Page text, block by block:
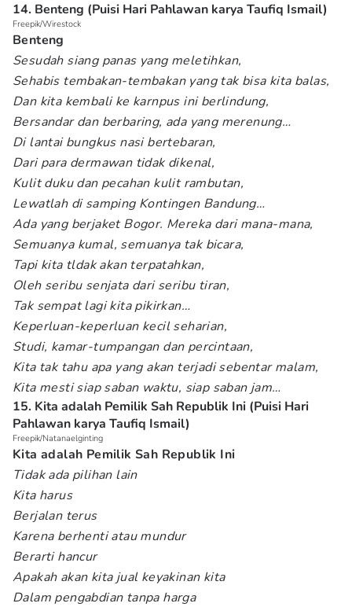
14. Benteng (Puisi Hari Pahlawan karya Taufiq Ismail)
Freepik/Wirestock
Benteng
Sesudah siang panas yang meletihkan,
Sehabis tembakan-tembakan yang tak bisa kita balas,
Dan kita kembali ke karnpus ini berlindung,
Bersandar dan berbaring, ada yang merenung…
Di lantai bungkus nasi bertebaran,
Dari para dermawan tidak dikenal,
Kulit duku dan pecahan kulit rambutan,
Lewatlah di samping Kontingen Bandung…
Ada yang berjaket Bogor. Mereka dari mana-mana,
Semuanya kumal, semuanya tak bicara,
Tapi kita tldak akan terpatahkan,
Oleh seribu senjata dari seribu tiran,
Tak sempat lagi kita pikirkan…
Keperluan-keperluan kecil seharian,
Studi, kamar-tumpangan dan percintaan,
Kita tak tahu apa yang akan terjadi sebentar malam,
Kita mesti siap saban waktu, siap saban jam…
15. Kita adalah Pemilik Sah Republik Ini (Puisi Hari
Pahlawan karya Taufiq Ismail)
Freepik/Natanaelginting
Kita adalah Pemilik Sah Republik Ini
Tidak ada pilihan lain
Kita harus
Berjalan terus
Karena berhenti atau mundur
Berarti hancur
Apakah akan kita jual keyakinan kita
Dalam pengabdian tanpa harga